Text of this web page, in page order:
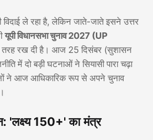
ले रहा है, लेकिन जाते-जाते इसने उत्तर
यूपी विधानसभा चुनाव 2027 (UP
तरह रख दी है। आज 25 दिसंबर (सुशासन
में दो बड़ी घटनाओं ने सियासी पारा चढ़ा
ने आज आधिकारिक रूप से अपने चुनाव
'लक्ष्य 150+' का मंत्र